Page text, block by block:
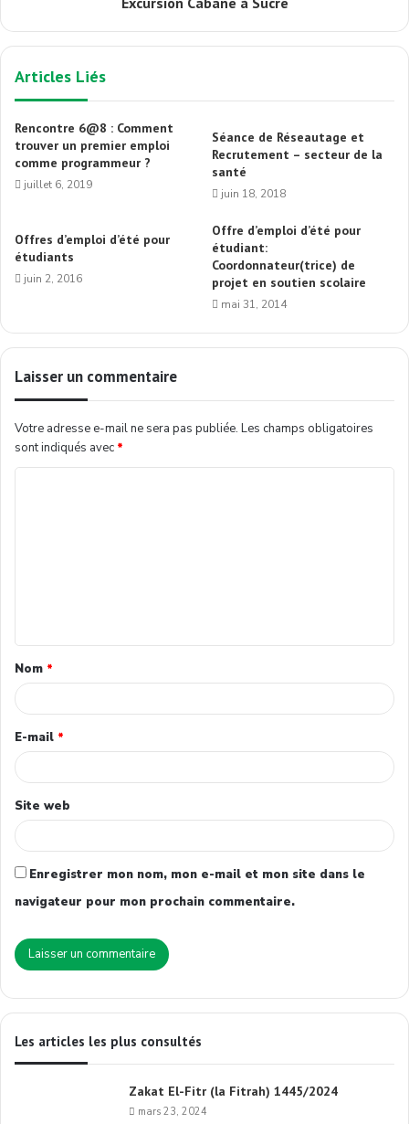
Articles Liés
Rencontre 6@8 : Comment
trouver un premier emploi
comme programmeur ?
juillet 6, 2019
Séance de Réseautage et
Recrutement – secteur de la
santé
juin 18, 2018
Offres d’emploi d’été pour
étudiants
juin 2, 2016
Offre d’emploi d’été pour
étudiant:
Coordonnateur(trice) de
projet en soutien scolaire
mai 31, 2014
Laisser un commentaire
Votre adresse e-mail ne sera pas publiée. Les champs obligatoires
sont indiqués avec *
Nom *
E-mail *
Site web
Enregistrer mon nom, mon e-mail et mon site dans le
navigateur pour mon prochain commentaire.
Les articles les plus consultés
Zakat El-Fitr (la Fitrah) 1445/2024
mars 23, 2024